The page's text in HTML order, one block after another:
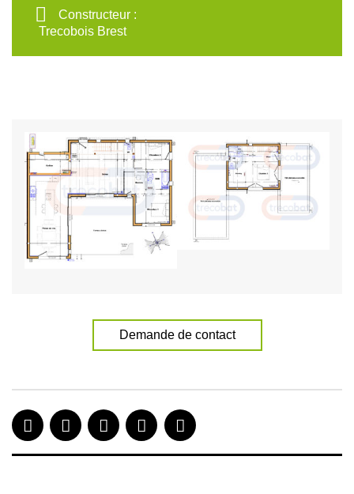
Constructeur :
Trecobois Brest
Demande de contact